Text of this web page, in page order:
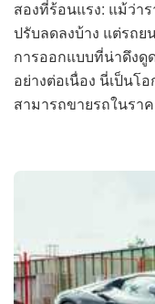
สองที่ร้อนแรง: แม้ว่า
ปรับลดลงบ้าง แต่รถย
การออกแบบที่น่าดึงดู
อย่างต่อเนื่อง นี่เป็นโ
สามารถขายรถในรา